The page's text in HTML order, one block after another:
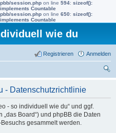
session.php on line 594: sizeof():
Countable
session.php on line 650: sizeof():
Countable
wie du
Anmelden
Registrieren
- Datenschutzrichtlinie
- so individuell wie du“ und ggf.
Board“) und phpBB die Daten
gesammelt werden.